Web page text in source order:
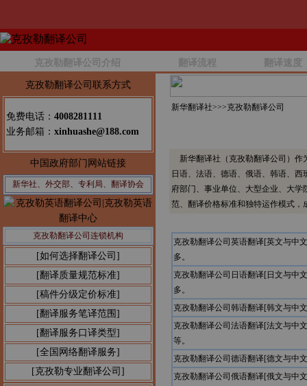
克孜勒翻译公司介绍 翻译流程 翻译速度
克孜勒翻译公司联系方式
免费电话： 4008281111
业务邮箱： xinhuashe@188.com
中国政府部门网站链接
新华社、外交部、专利局、翻译协会
克孜勒翻译公司连锁机构
[如何选择翻译公司]
[翻译质量规范标准]
[稿件分级定价标准]
[翻译服务笔译范围]
[翻译服务口译类型]
[全国网络翻译服务]
[克孜勒专业翻译公司]
新华翻译社>>>克孜勒翻译公司
新华翻译社（克孜勒翻译公司）作
日语、法语、德语、俄语、韩语、
府部门、事业单位、大型企业、大
范、翻译价格标准和独特运作模式
克孜勒翻译公司英语翻译[英文与中
多。
克孜勒翻译公司日语翻译[日文与中
多。
克孜勒翻译公司韩语翻译[韩文与中
克孜勒翻译公司法语翻译[法文与中
等。
克孜勒翻译公司德语翻译[德文与中
克孜勒翻译公司俄语翻译[俄文与中